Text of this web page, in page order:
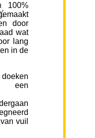
100%
door
wat
lang
in de
vuil